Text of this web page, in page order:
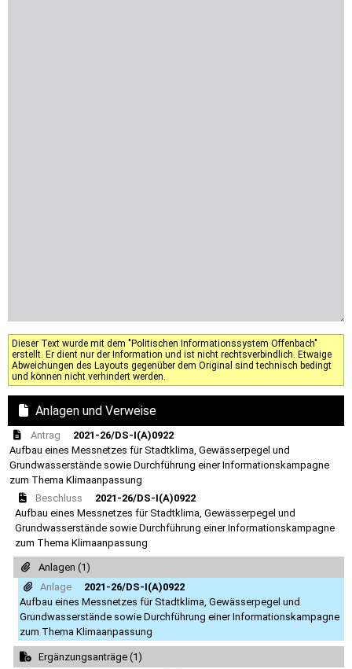
Dieser Text wurde mit dem "Politischen Informationssystem Offenbach"
erstellt. Er dient nur der Information und ist nicht rechtsverbindlich. Etwaige
Abweichungen des Layouts gegenüber dem Original sind technisch bedingt
und können nicht verhindert werden.
Anlagen und Verweise
Antrag
2021-26/DS-I(A)0922
Aufbau eines Messnetzes für Stadtklima, Gewässerpegel und
Grundwasserstände sowie Durchführung einer Informationskampagne
zum Thema Klimaanpassung
Beschluss
2021-26/DS-I(A)0922
Aufbau eines Messnetzes für Stadtklima, Gewässerpegel und
Grundwasserstände sowie Durchführung einer Informationskampagne
zum Thema Klimaanpassung
Anlagen (1)
Anlage
2021-26/DS-I(A)0922
Aufbau eines Messnetzes für Stadtklima, Gewässerpegel und
Grundwasserstände sowie Durchführung einer Informationskampagne
zum Thema Klimaanpassung
Ergänzungsanträge (1)